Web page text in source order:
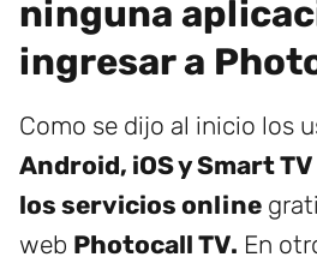
ninguna
ingresar a
Como se dijo al inicio los
Android, iOS y Smart
los servicios online
web Photocall TV. En